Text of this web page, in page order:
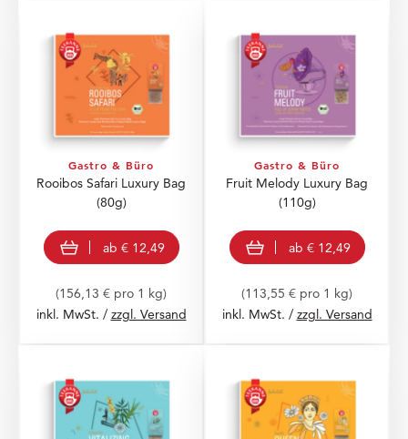
Gastro & Büro
Rooibos Safari Luxury Bag
(80g)
view product
ab € 12,49
(156,13 € pro 1 kg)
inkl. MwSt. / zzgl. Versand
Gastro & Büro
Fruit Melody Luxury Bag
(110g)
view product
ab € 12,49
(113,55 € pro 1 kg)
inkl. MwSt. / zzgl. Versand